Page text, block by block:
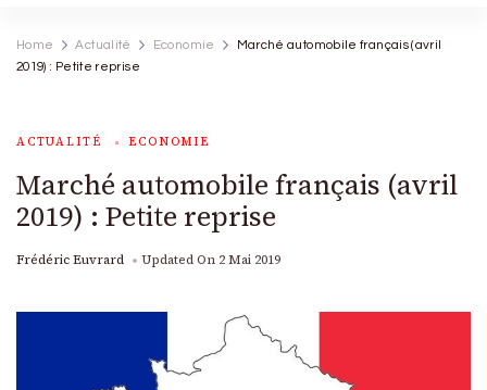
Home Actualité Economie
Marché automobile français (avril
2019) : Petite reprise
ACTUALITÉ ECONOMIE
Marché automobile français (avril
2019) : Petite reprise
Frédéric Euvrard Updated On 2 Mai 2019